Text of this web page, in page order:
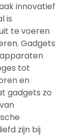
innovatief
is
te voeren
Gadgets
tot
en
gadgets zo
zijn bij